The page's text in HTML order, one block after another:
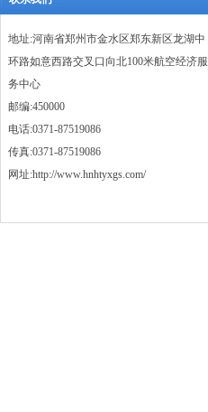
地址:河南省郑州市金水区郑东新区龙湖中
环路如意西路交叉口向北100米航空经济服
务中心
邮编:450000
电话:0371-87519086
传真:0371-87519086
网址:http://www.hnhtyxgs.com/